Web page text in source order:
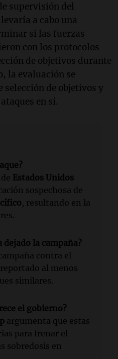
supervisión del
a cabo una
si las fuerzas
con los protocolos
de objetivos durante
la evaluación se
selección de objetivos y
en sí.
Estados Unidos
sospechosa de
, resultando en la
dejado la campaña?
contra el
al menos
similares.
el gobierno?
argumenta que estas
para frenar el
sobredosis en